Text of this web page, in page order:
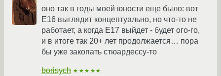
оно так в годы моей юности еще было: вот
E16 выглядит концептуально, но что-то не
работает, а когда E17 выйдет - будет ого-го,
и в итоге так 20+ лет продолжается… пора
бы уже закопать стюардессу-то
borisych ★★★★★